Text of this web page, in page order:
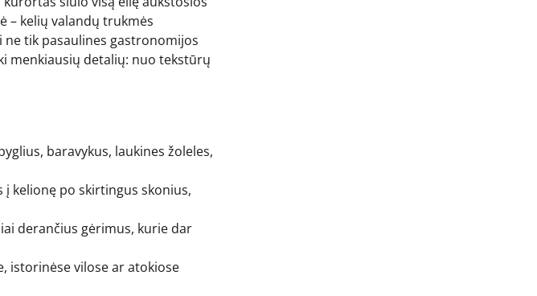
– kelių valandų trukmės
tik pasaulines gastronomijos
menkiausių detalių: nuo tekstūrų
baravykus, laukines žoleles,
kelionę po skirtingus skonius,
derančius gėrimus, kurie dar
istorinėse vilose ar atokiose